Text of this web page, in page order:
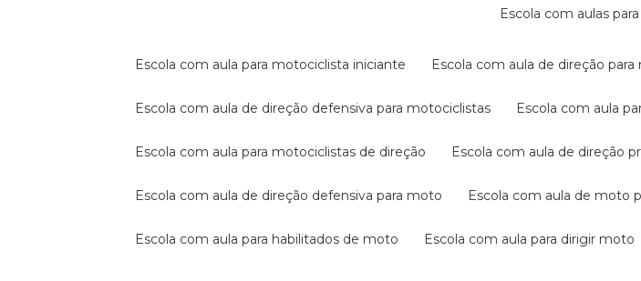
escola com aulas
escola com aula para motociclista iniciante escola com aula de direção
escola com aula de direção defensiva para motociclistas escola com aula
escola com aula para motociclistas de direção escola com aula de direção
escola com aula de direção defensiva para moto escola com aula de moto
escola com aula para habilitados de moto escola com aula para dirigir moto